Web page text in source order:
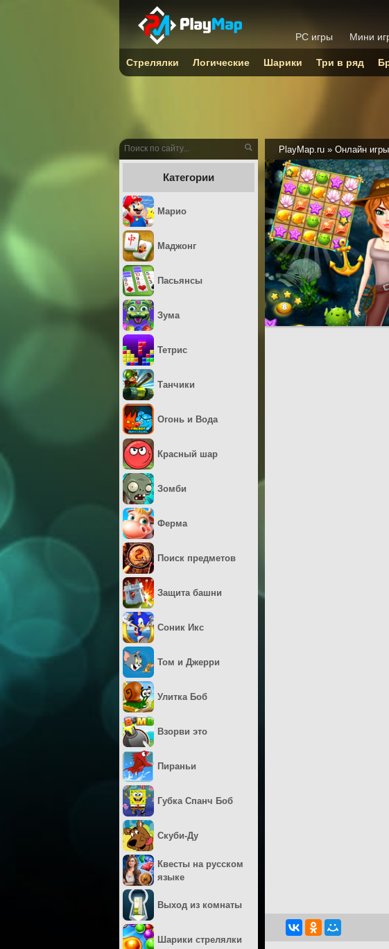
PlayMap.ru » Онлайн игры
Категории
Марио
Маджонг
Пасьянсы
Зума
Тетрис
Танчики
Огонь и Вода
Красный шар
Зомби
Ферма
Поиск предметов
Защита башни
Соник Икс
Том и Джерри
Улитка Боб
Взорви это
Пираньи
Губка Спанч Боб
Скуби-Ду
Квесты на русском
языке
Выход из комнаты
Шарики стрелялки
PC игры Мини
Стрелялки Логические Шарики Три в ряд